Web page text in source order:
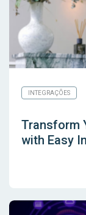
INTEGRAÇÕES
Transform
with Easy